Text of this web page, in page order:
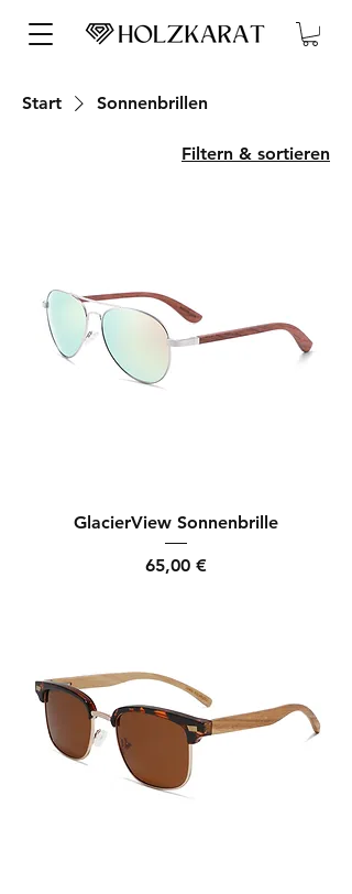
Start Sonnenbrillen
Filtern & sortieren
GlacierView Sonnenbrille
Preis
65,00 €